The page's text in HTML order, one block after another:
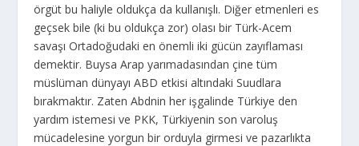
örgüt bu haliyle oldukça da kullanışlı. Diğer etmenleri es
geçsek bile (ki bu oldukça zor) olası bir Türk-Acem
savaşı Ortadoğudaki en önemli iki gücün zayıflaması
demektir. Buysa Arap yarımadasından çine tüm
müslüman dünyayı ABD etkisi altındaki Suudlara
bırakmaktır. Zaten Abdnin her işgalinde Türkiye den
yardım istemesi ve PKK, Türkiyenin son varoluş
mücadelesine yorgun bir orduyla girmesi ve pazarlıkta